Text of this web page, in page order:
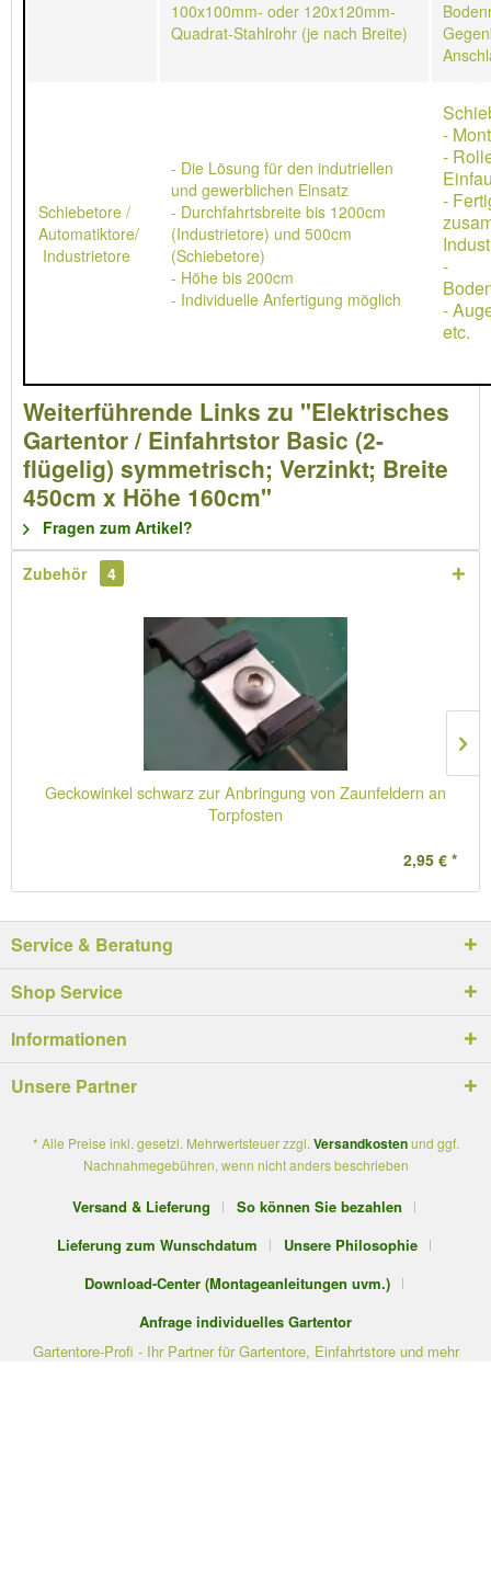
100x100mm- oder 120x120mm-
Quadrat-Stahlrohr (je nach Breite)
Schiebetore /
Automatiktore/
Industrietore
- Die Lösung für den indutriellen
und gewerblichen Einsatz
- Durchfahrtsbreite bis 1200cm
(Industrietore) und 500cm
(Schiebetore)
- Höhe bis 200cm
- Individuelle Anfertigung möglich
-
-
-
-
-
etc.
Weiterführende Links zu "Elektrisches
Gartentor / Einfahrtstor Basic (2-
flügelig) symmetrisch; Verzinkt; Breite
450cm x Höhe 160cm"
Fragen zum Artikel?
Zubehör 4
Geckowinkel schwarz zur Anbringung von Zaunfeldern an
Torpfosten
2,95 € *
Service & Beratung
Shop Service
Informationen
Unsere Partner
* Alle Preise inkl. gesetzl. Mehrwertsteuer zzgl. Versandkostenund ggf.
Nachnahmegebühren, wenn nicht anders beschrieben
Versand & Lieferung
So können Sie bezahlen
Lieferung zum Wunschdatum
Unsere Philosophie
Download-Center (Montageanleitungen uvm.)
Anfrage individuelles Gartentor
Gartentore-Profi - Ihr Partner für Gartentore, Einfahrtstore und mehr